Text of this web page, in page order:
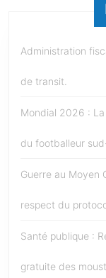
Administration
de transit.
Mondial 2026 :
du footballeur
Guerre au Moyen
respect du
Santé publique :
gratuite des